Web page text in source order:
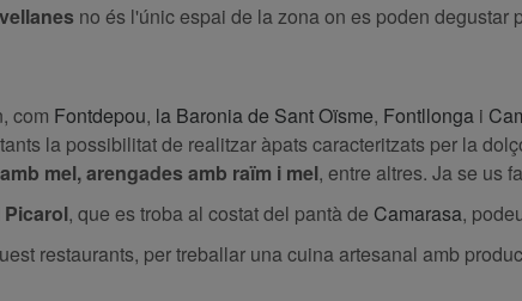
no és l'únic espai de la zona on es poden degustar
com Fontdepou, la Baronia de Sant Oïsme, Fontllonga i
la possibilitat de realitzar àpats caracteritzats per la
mel, arengades amb raïm i mel, entre altres. Ja se us
Picarol, que es troba al costat del pantà de Camarasa,
restaurants, per treballar una cuina artesanal amb